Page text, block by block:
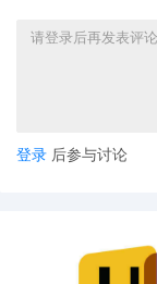
的内容机构主理
✅ 在面对明显恶
✅ 测评合作也需
登录 后参与讨论